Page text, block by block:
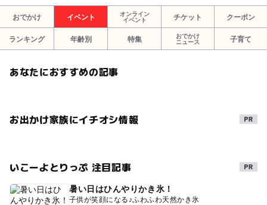
おでかけ イベント
オンライン
イベント
チケット クーポン
ランキング 年齢別 特集
おでかけ
ニュース
子育て
あなたにおすすめの記事
お出かけ家族にイチオシ情報
いこーよとりっぷ 注目記事
暑い日はひんやりかき氷！
子供が笑顔になる♪ふわふわ天然かき氷